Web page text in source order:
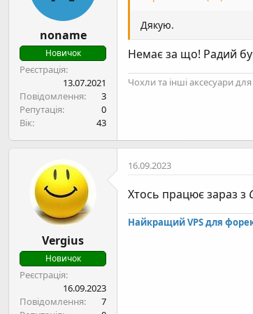
noname
Новичок
Реєстрація
13.07.2021
Повідомлення
3
Репутація
0
Вік
43
Дякую.
Немає за що! Радий
Чохли та інші аксесуари
Vergius
Новичок
Реєстрація
16.09.2023
Повідомлення
7
16.09.2023
Хтось працює зараз з
Найкращий VPS для